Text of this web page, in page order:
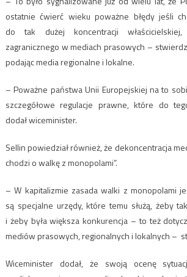
ostatnie ćwierć wieku poważne błędy jeśli
do tak dużej koncentracji właścicielskiej,
zagranicznego w mediach prasowych –
podając media regionalne i lokalne.
– Poważne państwa Unii Europejskiej na to
szczegółowe regulacje prawne, które do
dodał wiceminister.
Sellin powiedział również, że dekoncentracja
chodzi o walkę z monopolami”.
– W kapitalizmie zasada walki z monopolami
są specjalne urzędy, które temu służą, żeby
i żeby była większa konkurencja – to też
mediów prasowych, regionalnych i lokalnych –
Wiceminister dodał, że swoją ocenę